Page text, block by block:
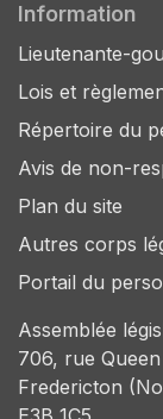
Information
Lieutenante-
Lois et
Répertoire du
Avis de non-
Plan du site
Autres corps
Portail du
Assemblée
706, rue Queen
Fredericton